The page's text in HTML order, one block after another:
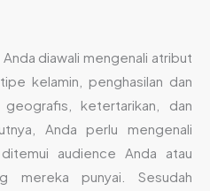
diawali mengenali atribut
kelamin, penghasilan dan
ketertarikan, dan
Anda perlu mengenali
audience Anda atau
mereka punyai. Sesudah